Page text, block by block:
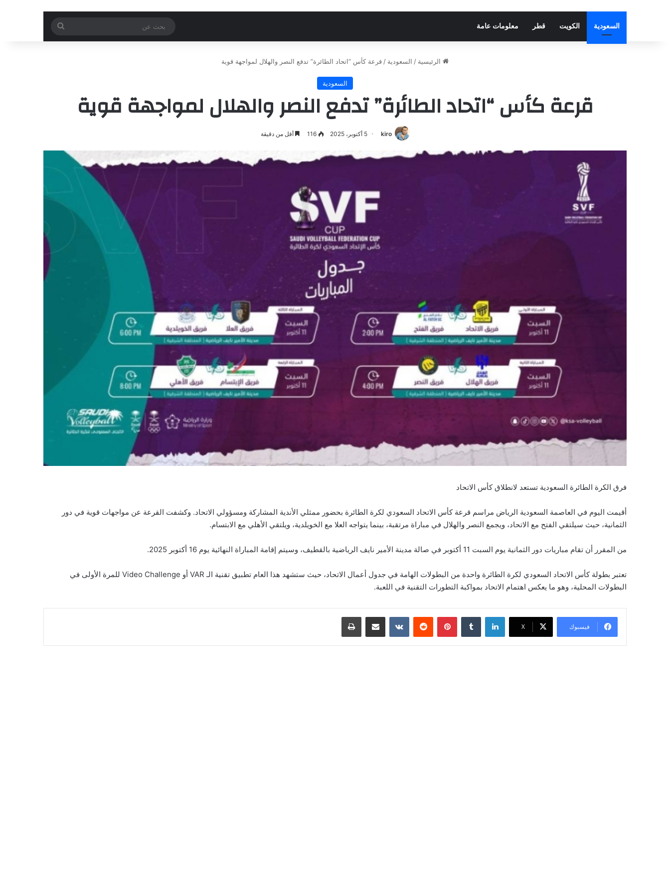
السعودية الكويت قطر معلومات عامة
عن
الرئيسية / السعودية / قرعة كأس “اتحاد الطائرة” تدفع النصر والهلال لمواجهة قوية
السعودية
قرعة كأس “اتحاد الطائرة” تدفع النصر والهلال لمواجهة قوية
kiro 5 أكتوبر، 2025 116 أقل من دقيقة
فرق الكرة الطائرة السعودية تستعد لانطلاق كأس الاتحاد
أقيمت اليوم في العاصمة السعودية الرياض مراسم قرعة كأس الاتحاد السعودي لكرة الطائرة بحضور ممثلي الأندية المشاركة ومسؤولي الاتحاد. وكشفت القرعة عن مواجهات قوية في دور
الثمانية، حيث سيلتقي الفتح مع الاتحاد، ويجمع النصر والهلال في مباراة مرتقبة، بينما يتواجه العلا مع الخويلدية، ويلتقي الأهلي مع الابتسام.
من المقرر أن تقام مباريات دور الثمانية يوم السبت 11 أكتوبر في صالة مدينة الأمير نايف الرياضية بالقطيف، وسيتم إقامة المباراة النهائية يوم 16 أكتوبر 2025.
تعتبر بطولة كأس الاتحاد السعودي لكرة الطائرة واحدة من البطولات الهامة في جدول أعمال الاتحاد، حيث ستشهد هذا العام تطبيق تقنية الـ VAR أو Video Challenge للمرة الأولى في
البطولات المحلية، وهو ما يعكس اهتمام الاتحاد بمواكبة التطورات التقنية في اللعبة.
فيسبوك ‫X
لينكدإن بينتيريست